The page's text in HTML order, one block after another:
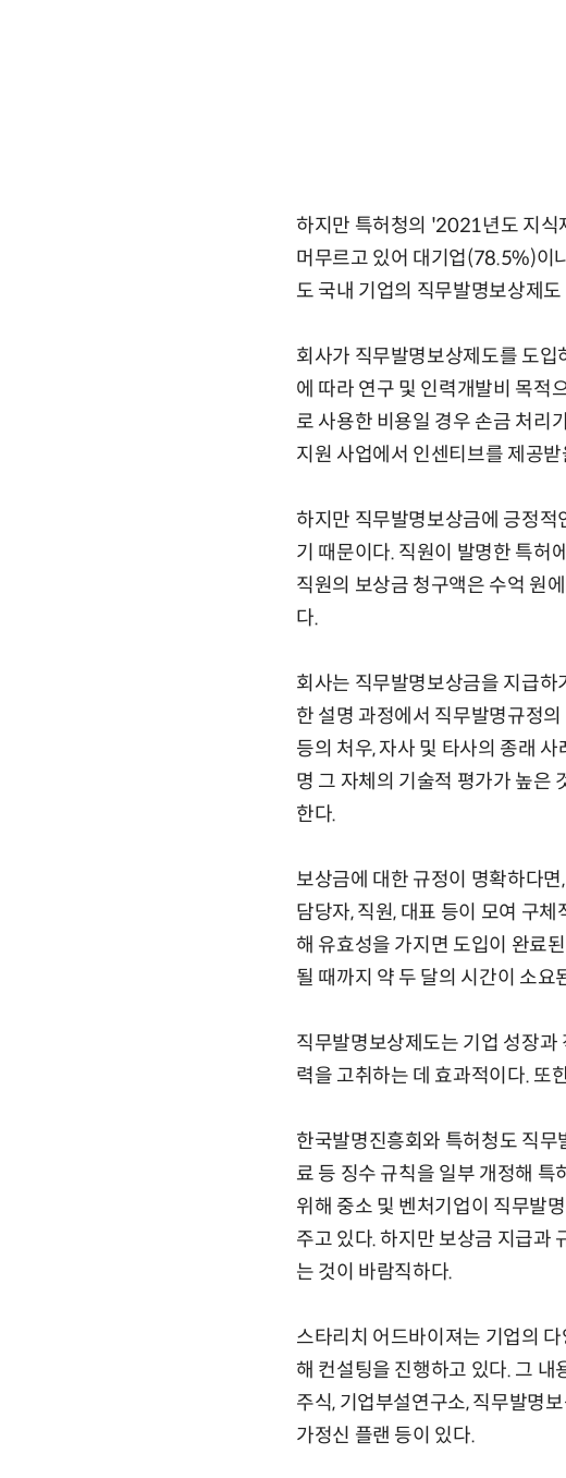
하지만 특허청의 '2021년도 지식
머무르고 있어 대기업(78.5%)이
도 국내 기업의 직무발명보상제
회사가 직무발명보상제도를 도입
에 따라 연구 및 인력개발비 목적
로 사용한 비용일 경우 손금 처리
지원 사업에서 인센티브를 제공받
하지만 직무발명보상금에 긍정적
기 때문이다. 직원이 발명한 특허
직원의 보상금 청구액은 수억 원
다.
회사는 직무발명보상금을 지급하
한 설명 과정에서 직무발명규정
등의 처우, 자사 및 타사의 종래
명 그 자체의 기술적 평가가 높은
한다.
보상금에 대한 규정이 명확하다
담당자, 직원, 대표 등이 모여 구
해 유효성을 가지면 도입이 완료
될 때까지 약 두 달의 시간이 소요
직무발명보상제도는 기업 성장과
력을 고취하는 데 효과적이다. 또
한국발명진흥회와 특허청도 직무
료 등 징수 규칙을 일부 개정해
위해 중소 및 벤처기업이 직무발
주고 있다. 하지만 보상금 지급과
는 것이 바람직하다.
스타리치 어드바이져는 기업의
해 컨설팅을 진행하고 있다. 그
주식, 기업부설연구소, 직무발명
가정신 플랜 등이 있다.